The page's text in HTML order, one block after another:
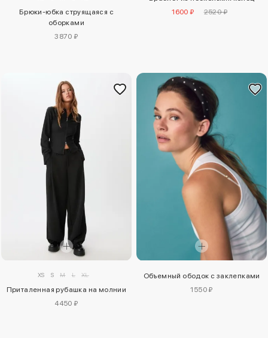
Брюки-юбка струящаяся с
оборками
3870 ₽
1600 ₽
2520 ₽
XS S M L XL
Приталенная рубашка на молнии
4450 ₽
Объемный ободок с заклепками
1550 ₽